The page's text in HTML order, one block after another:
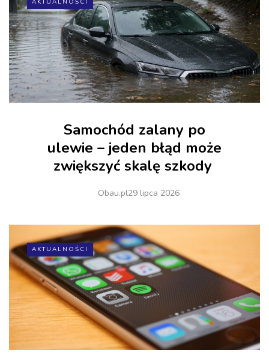
AKTUALNOŚCI
Samochód zalany po
ulewie – jeden błąd może
zwiększyć skalę szkody
Obau.pl29 lipca 2026
AKTUALNOŚCI